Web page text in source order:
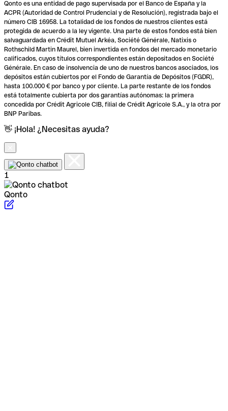
Qonto es una entidad de pago supervisada por el Banco de España y la
ACPR (Autoridad de Control Prudencial y de Resolución), registrada bajo el
número CIB 16958. La totalidad de los fondos de nuestros clientes está
protegida de acuerdo a la ley vigente. Una parte de estos fondos está bien
salvaguardada en Crédit Mutuel Arkéa, Société Générale, Natixis o
Rothschild Martin Maurel, bien invertida en fondos del mercado monetario
calificados, cuyos títulos correspondientes están depositados en Société
Générale. En caso de insolvencia de uno de nuestros bancos asociados, los
depósitos están cubiertos por el Fondo de Garantía de Depósitos (FGDR),
hasta 100.000 € por banco y por cliente. La parte restante de los fondos
está totalmente cubierta por dos garantías autónomas: la primera
concedida por Crédit Agricole CIB, filial de Crédit Agricole S.A., y la otra por
BNP Paribas.
👋 ¡Hola! ¿Necesitas ayuda?
1
Qonto